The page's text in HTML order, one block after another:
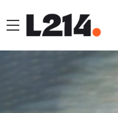
menu